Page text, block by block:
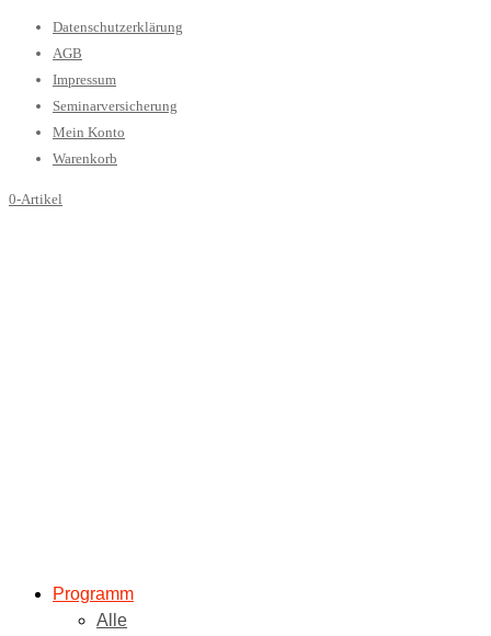
Datenschutzerklärung
AGB
Impressum
Seminarversicherung
Mein Konto
Warenkorb
0-Artikel
Programm
Alle